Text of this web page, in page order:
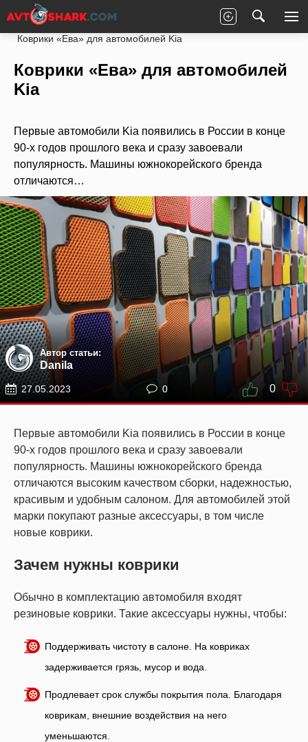
Главная Статьи
Новости партнеров
Коврики «Ева» для автомобилей Kia
Коврики «Ева» для автомобилей
Kia
Первые автомобили Kia появились в России в конце
90-х годов прошлого века и сразу завоевали
популярность. Машины южнокорейского бренда
отличаются…
Автор статьи:
Danila
27.05.2023 0 0
Первые автомобили Kia появились в России в конце
90-х годов прошлого века и сразу завоевали
популярность. Машины южнокорейского бренда
отличаются высоким качеством сборки, надежностью,
красивым и удобным салоном. Для автомобилей этой
марки покупают разные аксессуары, в том числе
новые коврики.
Зачем нужны коврики
Обычно в комплектацию автомобиля входят
резиновые коврики. Такие аксессуары нужны, чтобы:
Поддерживать чистоту в салоне. На ковриках
задерживается грязь, мусор и вода.
Продлевает срок службы покрытия пола. Благодаря
коврикам, внешние воздействия на него
уменьшаются.